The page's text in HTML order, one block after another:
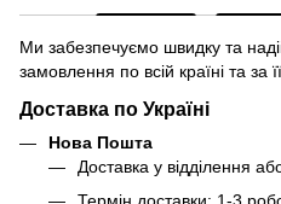
Ми забезпечуємо швидку та
замовлення по всій країні та за
Доставка по Україні
Нова Пошта
Доставка у відділення